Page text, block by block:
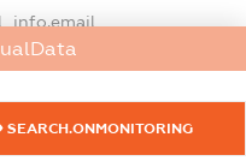
SEARCH.ONMONITORING